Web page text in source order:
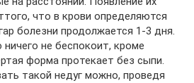
что в крови определяются
болезни продолжается 1-3 дня.
не беспокоит, кроме
форма протекает без сыпи.
такой недуг можно, проведя